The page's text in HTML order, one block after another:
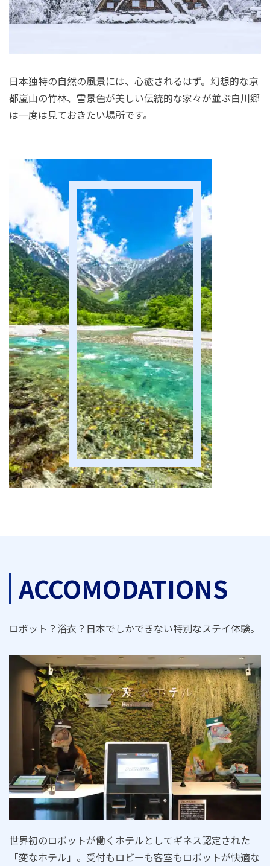
日本独特の自然の風景には、心癒されるはず。幻想的な京
都嵐山の竹林、雪景色が美しい伝統的な家々が並ぶ白川郷
は一度は見ておきたい場所です。
ACCOMODATIONS
ロボット？浴衣？日本でしかできない特別なステイ体験。
世界初のロボットが働くホテルとしてギネス認定された
「変なホテル」。受付もロビーも客室もロボットが快適な